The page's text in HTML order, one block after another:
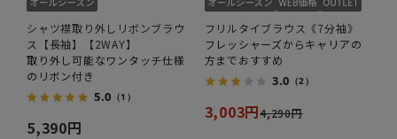
シャツ襟取り外しリボンブラウ
ス【長袖】【2WAY】
取り外し可能なワンタッチ仕様
のリボン付き
5.0 （1）
5,390円
フリルタイブラウス《7分袖》
フレッシャーズからキャリアの
方までおすすめ
3.0 （2）
3,003円4,290円